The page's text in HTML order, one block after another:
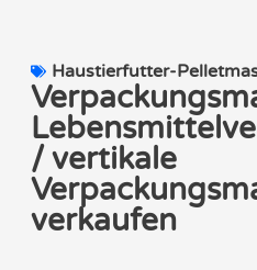
Haustierfutter-
/ vertikale
verkaufen